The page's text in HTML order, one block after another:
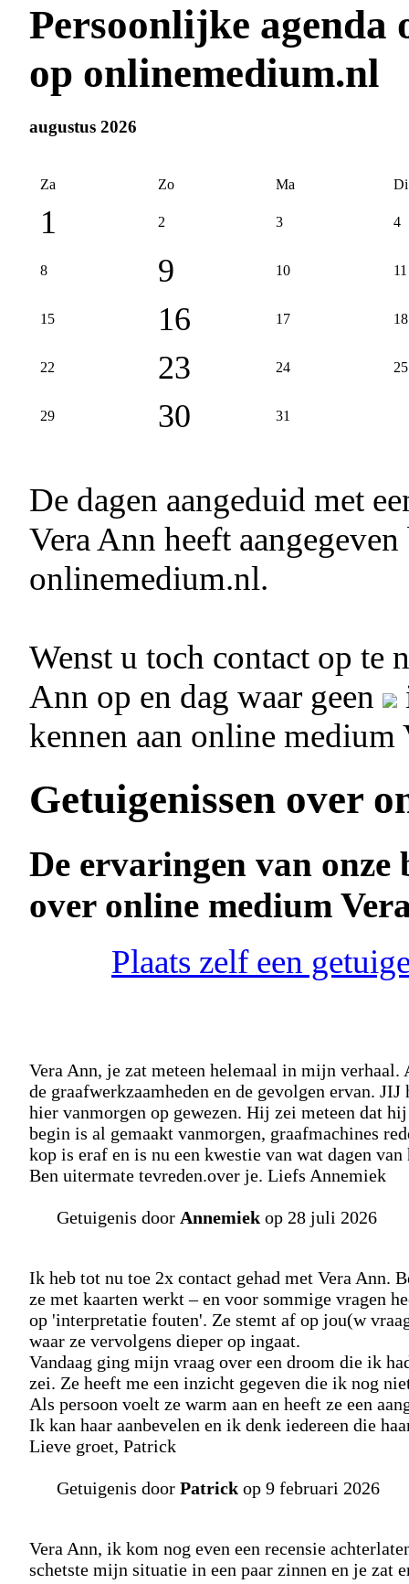
Persoonlijke agenda
op onlinemedium.nl
augustus 2026
Za Zo Ma Di
1 2 3 4
8 9 10 11
15 16 17 18
22 23 24 25
29 30 31
De dagen aangeduid met
Vera Ann heeft
onlinemedium.nl.
Wenst u toch contact op te
Ann op en dag waar geen
kennen aan online
Getuigenissen over
De ervaringen van onze
over online medium
Plaats zelf een
Vera Ann, je zat meteen helemaal in mijn
de graafwerkzaamheden en de gevolgen ervan.
hier vanmorgen op gewezen. Hij zei meteen dat
begin is al gemaakt vanmorgen, graafmachines
kop is eraf en is nu een kwestie van wat dagen
Ben uitermate tevreden.over je. Liefs Annemiek
Getuigenis door Annemiek op 28 juli 2026
Ik heb tot nu toe 2x contact gehad met Vera Ann.
ze met kaarten werkt – en voor sommige vragen
op 'interpretatie fouten'. Ze stemt af op jou(w
waar ze vervolgens dieper op ingaat.
Vandaag ging mijn vraag over een droom die ik
zei. Ze heeft me een inzicht gegeven die ik nog
Als persoon voelt ze warm aan en heeft ze een
Ik kan haar aanbevelen en ik denk iedereen die
Lieve groet, Patrick
Getuigenis door Patrick op 9 februari 2026
Vera Ann, ik kom nog even een recensie
schetste mijn situatie in een paar zinnen en je zat